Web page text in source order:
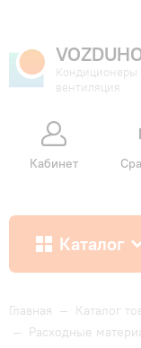
Кондиционеры
вентиляция
Кабинет
Каталог
Как купить
Главная — Каталог
— Расходные